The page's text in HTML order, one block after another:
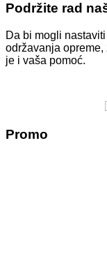
Podržite rad
Da bi mogli
održavanja
je i vaša pomoć.
Promo